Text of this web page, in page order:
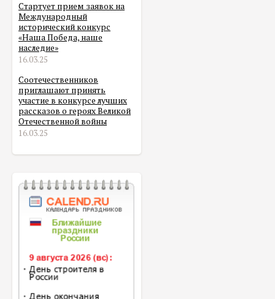
Стартует прием заявок на
Международный
исторический конкурс
«Наша Победа, наше
наследие»
16.03.25
Соотечественников
приглашают принять
участие в конкурсе лучших
рассказов о героях Великой
Отечественной войны
16.03.25